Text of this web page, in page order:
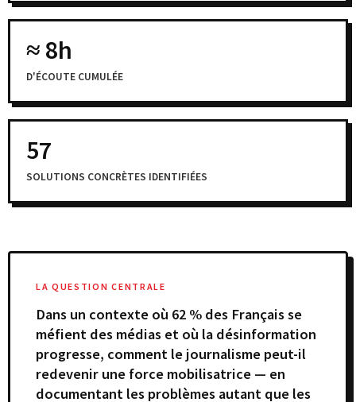
≈ 8h
D'ÉCOUTE CUMULÉE
57
SOLUTIONS CONCRÈTES IDENTIFIÉES
LA QUESTION CENTRALE
Dans un contexte où 62 % des Français se
méfient des médias et où la désinformation
progresse, comment le journalisme peut-il
redevenir une force mobilisatrice — en
documentant les problèmes autant que les